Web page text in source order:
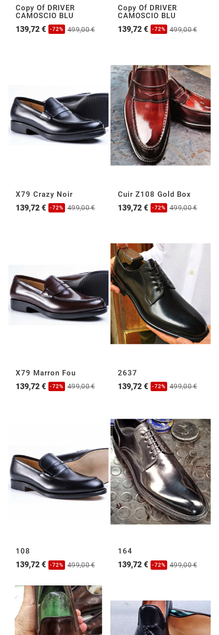
Copy Of DRIVER
CAMOSCIO BLU
139,72 € -72% 499,00 €
Copy Of DRIVER
CAMOSCIO BLU
139,72 € -72% 499,00 €
X79 Crazy Noir
139,72 € -72% 499,00 €
Cuir Z108 Gold Box
139,72 € -72% 499,00 €
X79 Marron Fou
139,72 € -72% 499,00 €
2637
139,72 € -72% 499,00 €
108
139,72 € -72% 499,00 €
164
139,72 € -72% 499,00 €